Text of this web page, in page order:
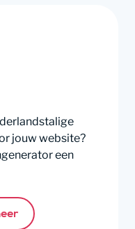
jouw website?
een